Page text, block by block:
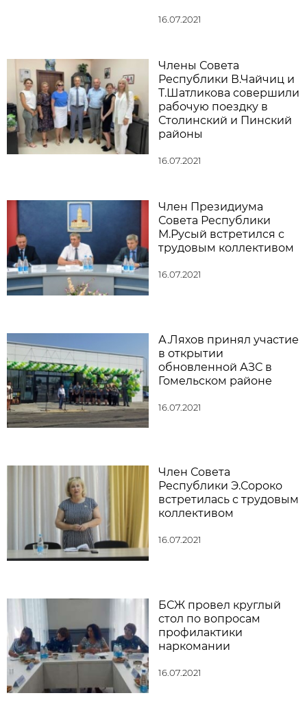
16.07.2021
Члены Совета
Республики В.Чайчиц и
Т.Шатликова совершили
рабочую поездку в
Столинский и Пинский
районы
16.07.2021
Член Президиума
Совета Республики
М.Русый встретился с
трудовым коллективом
16.07.2021
А.Ляхов принял участие
в открытии
обновленной АЗС в
Гомельском районе
16.07.2021
Член Совета
Республики Э.Сороко
встретилась с трудовым
коллективом
16.07.2021
БСЖ провел круглый
стол по вопросам
профилактики
наркомании
16.07.2021